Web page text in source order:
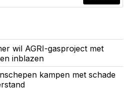
wil AGRI-gasproject met
inblazen
kampen met schade